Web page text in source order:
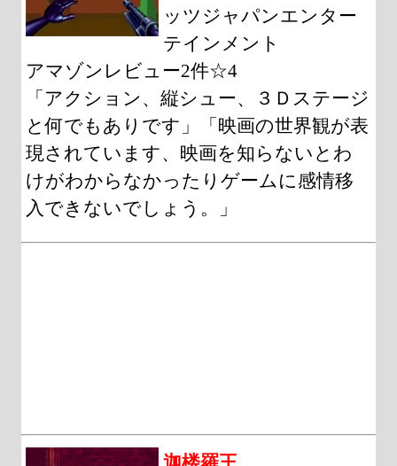
ッツジャパンエンター
テインメント
アマゾンレビュー2件☆4
「アクション、縦シュー、３Ｄステージ
と何でもありです」「映画の世界観が表
現されています、映画を知らないとわ
けがわからなかったりゲームに感情移
入できないでしょう。」